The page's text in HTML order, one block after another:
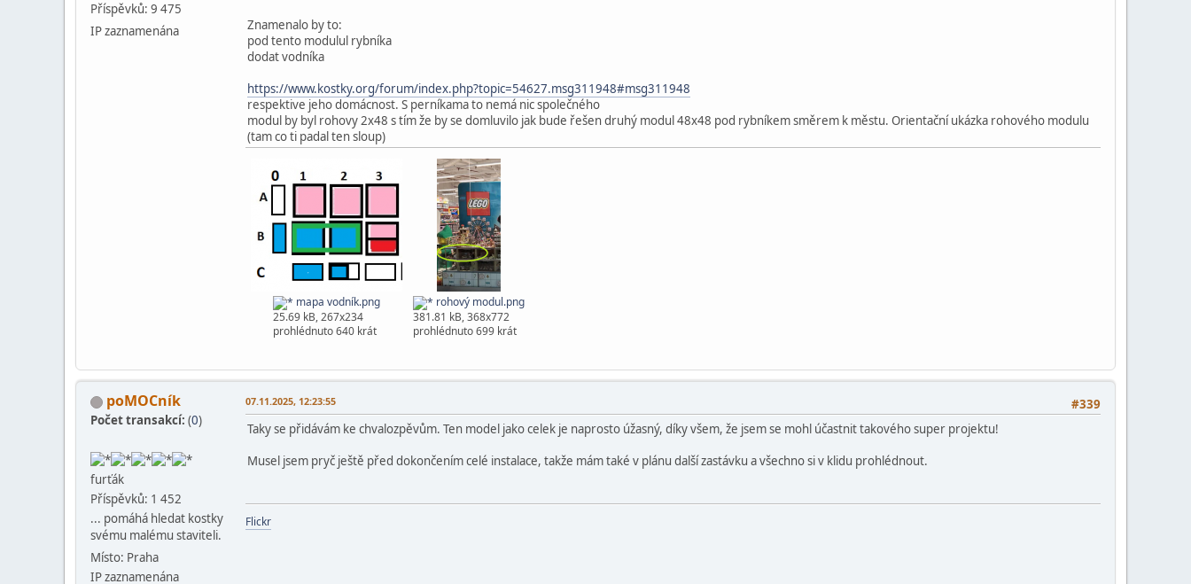
Příspěvků: 9 475
IP zaznamenána
Znamenalo by to:
pod tento modulul rybníka
dodat vodníka
https://www.kostky.org/forum/index.php?topic=54627.msg311948#msg311948
respektive jeho domácnost. S perníkama to nemá nic společného
modul by byl rohovy 2x48 s tím že by se domluvilo jak bude řešen druhý modul 48x48 pod rybníkem směrem k městu. Orientační ukázka rohového modulu
(tam co ti padal ten sloup)
mapa vodník.png
25.69 kB, 267x234
prohlédnuto 640 krát
rohový modul.png
381.81 kB, 368x772
prohlédnuto 699 krát
poMOCník
Počet transakcí: (0)
furťák
Příspěvků: 1 452
... pomáhá hledat kostky
svému malému staviteli.
Místo: Praha
IP zaznamenána
#339
07.11.2025, 12:23:55
Taky se přidávám ke chvalozpěvům. Ten model jako celek je naprosto úžasný, díky všem, že jsem se mohl účastnit takového super projektu!
Musel jsem pryč ještě před dokončením celé instalace, takže mám také v plánu další zastávku a všechno si v klidu prohlédnout.
Flickr